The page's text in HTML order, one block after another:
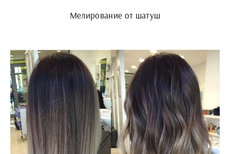
Мелирование от шатуш